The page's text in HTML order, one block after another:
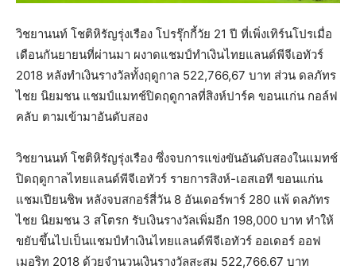
วิชยานนท์ โชติหิรัญรุ่งเรือง โปรรุ๊กกี้วัย 21 ปี ที่เพิ่งเทิร์นโปรเมื่อ
เดือนกันยายนที่ผ่านมา ผงาดแชมป์ทำเงินไทยแลนด์พีจีเอทัวร์
2018 หลังทำเงินรางวัลทั้งฤดูกาล 522,766,67 บาท ส่วน ดลภัทร
ไชย นิยมชน แชมป์แมทช์ปิดฤดูกาลที่สิงห์ปาร์ค ขอนแก่น กอล์ฟ
คลับ ตามเข้ามาอันดับสอง
วิชยานนท์ โชติหิรัญรุ่งเรือง ซึ่งจบการแข่งขันอันดับสองในแมทช์
ปิดฤดูกาลไทยแลนด์พีจีเอทัวร์ รายการสิงห์-เอสเอที ขอนแก่น
แชมเปียนชิพ หลังจบสกอร์สี่วัน 8 อันเดอร์พาร์ 280 แพ้ ดลภัทร
ไชย นิยมชน 3 สโตรก รับเงินรางวัลเพิ่มอีก 198,000 บาท ทำให้
ขยับขึ้นไปเป็นแชมป์ทำเงินไทยแลนด์พีจีเอทัวร์ ออเดอร์ ออฟ
เมอริท 2018 ด้วยจำนวนเงินรางวัลสะสม 522,766.67 บาท